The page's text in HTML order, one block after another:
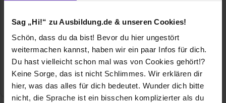
Sag „Hi!“ zu Ausbildung.de & unseren Cookies!
Schön, dass du da bist! Bevor du hier ungestört
weitermachen kannst, haben wir ein paar Infos für dich.
Du hast vielleicht schon mal was von Cookies gehört!?
Keine Sorge, das ist nicht Schlimmes. Wir erklären dir
hier, was das alles für dich bedeutet. Wunder dich bitte
nicht, die Sprache ist ein bisschen komplizierter als du
Erfahrungsberichte für den Beruf als
Tourismuskaufmann
Allgemeine Infos zum Ausbildungsberuf
1 freie Ausbildungsstelle